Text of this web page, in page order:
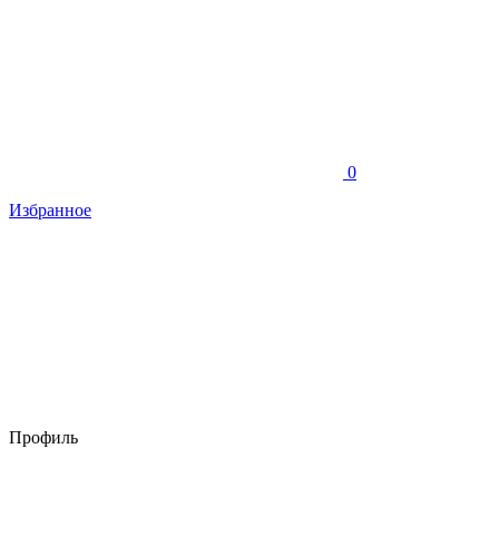
0
Избранное
Профиль